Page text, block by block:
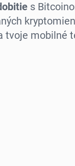
s
tvoje mobilné